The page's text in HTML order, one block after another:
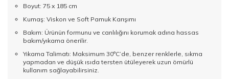
Boyut: 75 x 185 cm
Kumaş: Viskon ve Soft Pamuk Karışımı
Bakım: Ürünün formunu ve canlılığını korumak adına hassas
bakım/yıkama önerilir.
Yıkama Talimatı: Maksimum 30°C’de, benzer renklerle, sıkma
yapmadan ve düşük ısıda tersten ütüleyerek uzun ömürlü
kullanım sağlayabilirsiniz.